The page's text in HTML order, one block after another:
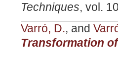
Techniques, vol.
Varró, D., and
Transformation